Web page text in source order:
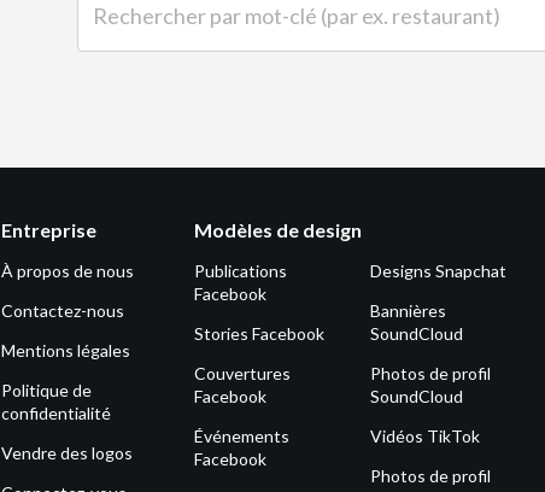
Entreprise
À propos de nous
Contactez-nous
Mentions légales
Politique de
confidentialité
Vendre des logos
Modèles de design
Publications
Facebook
Stories Facebook
Couvertures
Facebook
Événements
Facebook
Designs Snapchat
Bannières
SoundCloud
Photos de profil
SoundCloud
Vidéos TikTok
Photos de profil